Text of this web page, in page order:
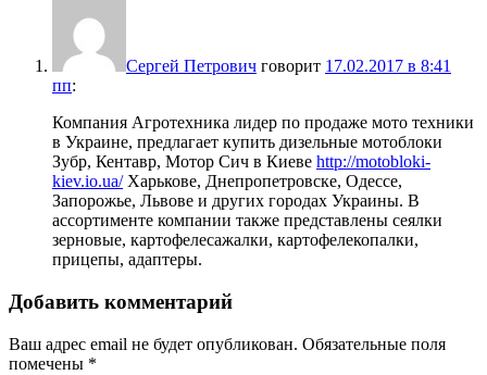
Сергей Петрович говорит 17.02.2017 в 8:41
пп:
Компания Агротехника лидер по продаже мото техники
в Украине, предлагает купить дизельные мотоблоки
Зубр, Кентавр, Мотор Сич в Киеве http://motobloki-
kiev.io.ua/Харькове, Днепропетровске, Одессе,
Запорожье, Львове и других городах Украины. В
ассортименте компании также представлены сеялки
зерновые, картофелесажалки, картофелекопалки,
прицепы, адаптеры.
Добавить комментарий
Ваш адрес email не будет опубликован. Обязательные поля
помечены *